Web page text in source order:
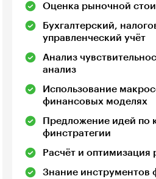
Оценка рыночной
Бухгалтерский,
управленческий учёт
Анализ
анализ
Использование
финансовых моделях
Предложение идей по
финстратегии
Расчёт и оптимизация
Знание инструментов